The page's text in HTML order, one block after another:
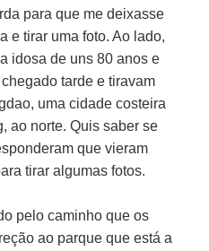
para que me deixasse
e tirar uma foto. Ao lado,
idosa de uns 80 anos e
tarde e tiravam
uma cidade costeira
ao norte. Quis saber se
que vieram
tirar algumas fotos.
pelo caminho que os
ao parque que está a